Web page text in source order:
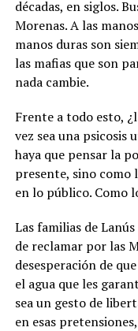
décadas, en siglos.
Morenas. A las
manos duras son
las mafias que son
nada cambie.
Frente a todo esto,
vez sea una psicosis
haya que pensar la
presente, sino como
en lo público. Como
Las familias de
de reclamar por las
desesperación de
el agua que les
sea un gesto de
en esas